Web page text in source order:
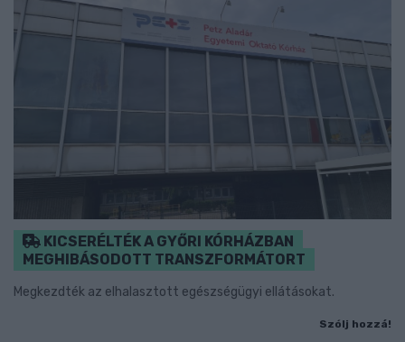
KICSERÉLTÉK A GYŐRI KÓRHÁZBAN
MEGHIBÁSODOTT TRANSZFORMÁTORT
Megkezdték az elhalasztott egészségügyi ellátásokat.
Szólj hozzá!